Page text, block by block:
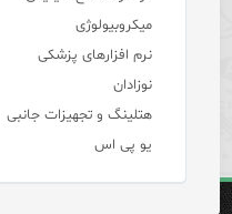
میکروبیولوژی
نرم افزارهای پزشکی
نوزادان
هتلینگ و تجهیزات جانبی
یو پی اس